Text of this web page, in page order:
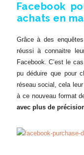
Facebook
achats en
Grâce à des
réussi à connaitre
Facebook. C’est le
pu déduire que pour
réseau social, cela
à ce nouveau format
avec plus de